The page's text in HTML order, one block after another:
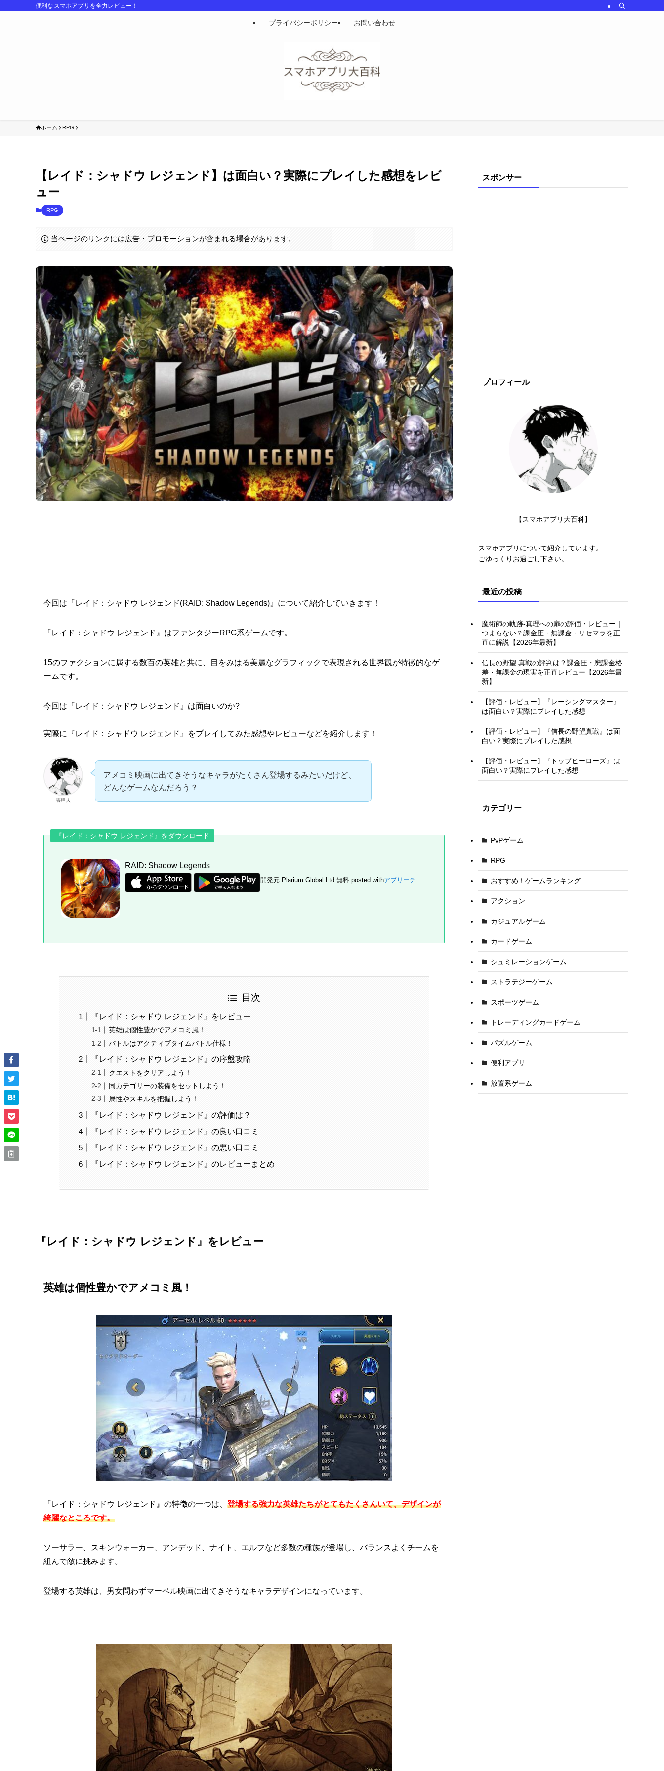
便利なスマホアプリを全力レビュー！
プライバシーポリシー お問い合わせ
ホーム RPG
【レイド：シャドウ レジェンド】は面白い？実際にプレイした感想をレビ
ュー
RPG
当ページのリンクには広告・プロモーションが含まれる場合があります。
今回は『レイド：シャドウ レジェンド(RAID: Shadow Legends)』について紹介していきます！
『レイド：シャドウ レジェンド』 はファンタジーRPG系ゲームです。
15のファクションに属する数百の英雄と共に、目をみはる美麗なグラフィックで表現される世界観が特徴的なゲ
ームです。
今回は『レイド：シャドウ レジェンド』は面白いのか?
実際に『レイド：シャドウ レジェンド』をプレイしてみた感想やレビューなどを紹介します！
管理人
アメコミ映画に出てきそうなキャラがたくさん登場するみたいだけど、
どんなゲームなんだろう？
『レイド：シャドウ レジェンド』をダウンロード
RAID: Shadow Legends
開発元: Plarium Global Ltd 無料 posted withアプリーチ
目次
『レイド：シャドウ レジェンド』をレビュー
英雄は個性豊かでアメコミ風！
バトルはアクティブタイムバトル仕様！
『レイド：シャドウ レジェンド』の序盤攻略
クエストをクリアしよう！
同カテゴリーの装備をセットしよう！
属性やスキルを把握しよう！
『レイド：シャドウ レジェンド』の評価は？
『レイド：シャドウ レジェンド』の良い口コミ
『レイド：シャドウ レジェンド』の悪い口コミ
『レイド：シャドウ レジェンド』のレビューまとめ
『レイド：シャドウ レジェンド』 をレビュー
英雄は個性豊かでアメコミ風！
『レイド：シャドウ レジェンド』の特徴の一つは、 登場する強力な英雄たちがとてもたくさんいて、デザインが
綺麗なところです。
ソーサラー、スキンウォーカー、アンデッド、ナイト、エルフなど多数の種族が登場し、バランスよくチームを
組んで敵に挑みます。
登場する英雄は、男女問わずマーベル映画に出てきそうなキャラデザインになっています。
スポンサー
プロフィール
【スマホアプリ大百科】
スマホアプリについて紹介しています。
ごゆっくりお過ごし下さい。
最近の投稿
魔術師の軌跡-真理への扉の評価・レビュー｜
つまらない？課金圧・無課金・リセマラを正
直に解説【2026年最新】
信長の野望 真戦の評判は？課金圧・廃課金格
差・無課金の現実を正直レビュー【2026年最
新】
【評価・レビュー】『レーシングマスター』
は面白い？実際にプレイした感想
【評価・レビュー】『信長の野望真戦』は面
白い？実際にプレイした感想
【評価・レビュー】『トップヒーローズ』は
面白い？実際にプレイした感想
カテゴリー
PvPゲーム
RPG
おすすめ！ゲームランキング
アクション
カジュアルゲーム
カードゲーム
シュミレーションゲーム
ストラテジーゲーム
スポーツゲーム
トレーディングカードゲーム
パズルゲーム
便利アプリ
放置系ゲーム